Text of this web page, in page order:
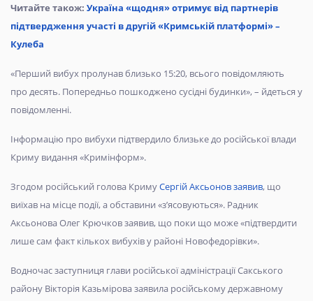
Читайте також: Україна «щодня» отримує від партнерів
підтвердження участі в другій «Кримській платформі» –
Кулеба
«Перший вибух пролунав близько 15:20, всього повідомляють
про десять. Попередньо пошкоджено сусідні будинки», – йдеться у
повідомленні.
Інформацію про вибухи підтвердило близьке до російської влади
Криму видання «Кримінформ».
Згодом російський голова КримуСергій Аксьонов заявив, що
виїхав на місце події, а обставини «з’ясовуються». Радник
Аксьонова Олег Крючков заявив, що поки що може «підтвердити
лише сам факт кількох вибухів у районі Новофедорівки».
Водночас заступниця глави російської адміністрації Сакського
району Вікторія Казьмірова заявила російському державному